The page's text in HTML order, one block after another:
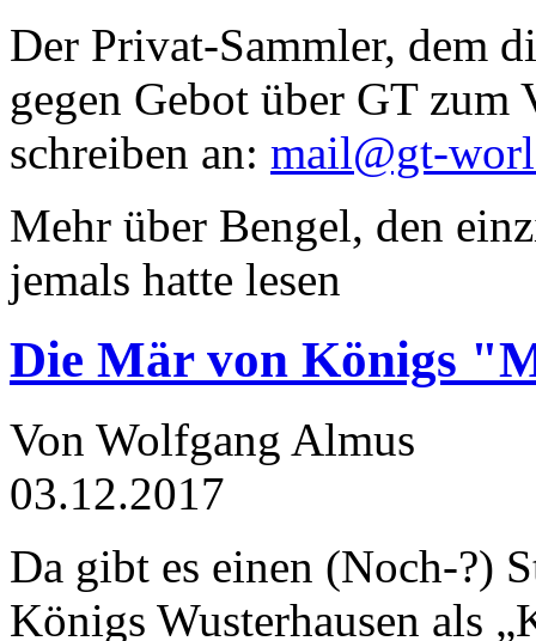
Der Privat-Sammler, dem
gegen Gebot über GT zum
schreiben an: mail@gt-
Mehr über Bengel, den
jemals hatte lesen
Die Mär von Königs
Von Wolfgang Almus
03.12.2017
Da gibt es einen (Noch-?)
Königs Wusterhausen als